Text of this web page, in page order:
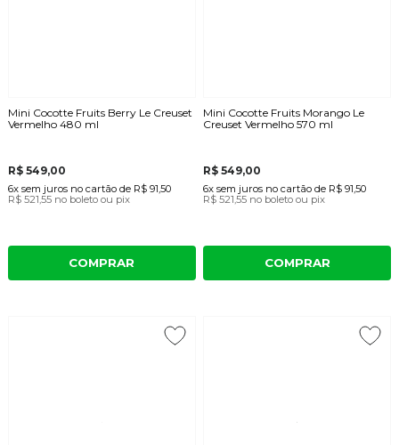
Mini Cocotte Fruits Berry Le Creuset
Vermelho 480 ml
R$ 549,00
6x sem juros no cartãode R$ 91,50
R$ 521,55 no boleto ou pix
COMPRAR
Mini Cocotte Fruits Morango Le
Creuset Vermelho 570 ml
R$ 549,00
6x sem juros no cartão de R$ 91,50
R$ 521,55 no boleto ou pix
COMPRAR